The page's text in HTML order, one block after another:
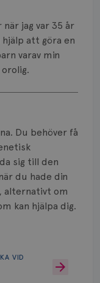
jag var 35 år
att göra en
varav min
Du behöver få
sig till den
du hade din
alternativt om
kan hjälpa dig.
VID